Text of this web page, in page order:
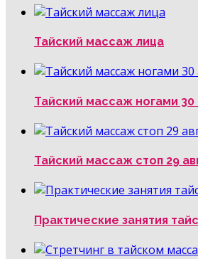
Тайский массаж лица
Тайский массаж ногами 30
Тайский массаж стоп 29
Практические занятия